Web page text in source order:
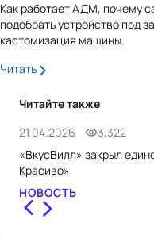
Как работает АДМ, почему
подобрать устройство под
кастомизация машины.
Читать
Читайте также
21.04.2026
3,322
«ВкусВилл» закрыл
Красиво»
НОВОСТЬ